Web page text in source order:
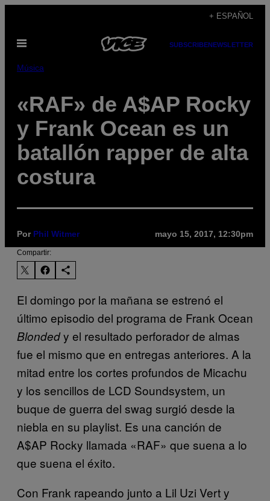
contenido
+ ESPAÑOL
Abrir
SUBSCRIBENEWSLETTER
Música
«RAF» de A$AP Rocky
y Frank Ocean es un
batallón rapper de alta
costura
Por Phil Witmer mayo 15, 2017, 12:30pm
Compartir:
El domingo por la mañana se estrenó el
último episodio del programa de Frank Ocean
Blondedy el resultado perforador de almas
fue el mismo que en entregas anteriores. A la
mitad entre los cortes profundos de Micachu
y los sencillos de LCD Soundsystem, un
buque de guerra del swag surgió desde la
niebla en su playlist. Es una canción de
A$AP Rocky llamada «RAF» que suena a lo
que suena el éxito.
Con Frank rapeando junto a Lil Uzi Vert y